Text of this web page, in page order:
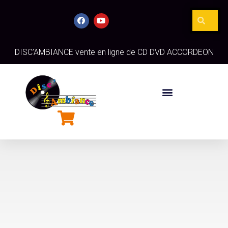
DISC'AMBIANCE vente en ligne de CD DVD ACCORDEON